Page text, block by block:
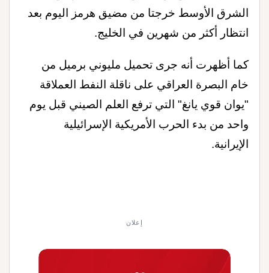
الشرق الأوسط خرجتا من مضيق هرمز اليوم بعد
انتظار أكثر من شهرين في الخليج.
كما أظهرت أنه جرى تحميل مليوني برميل من
خام البصرة العراقي على ناقلة النفط العملاقة
"يوان قوي يانغ" التي ترفع العلم الصيني قبل يوم
واحد من بدء الحرب الأمريكية الإسرائيلية
الإيرانية.
إعلان